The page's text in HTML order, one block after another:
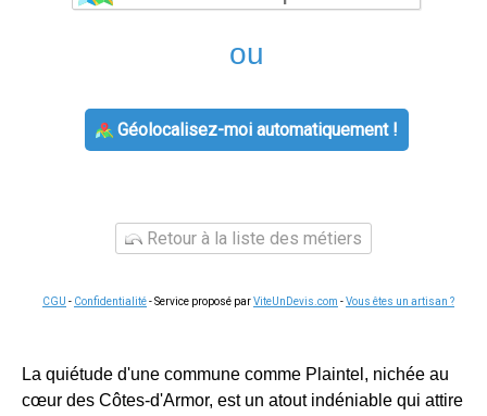
ou
Géolocalisez-moi automatiquement !
Retour à la liste des métiers
CGU - Confidentialité- Service proposé parViteUnDevis.com -Vous êtes un artisan ?
La quiétude d'une commune comme Plaintel, nichée au
cœur des Côtes-d'Armor, est un atout indéniable qui attire